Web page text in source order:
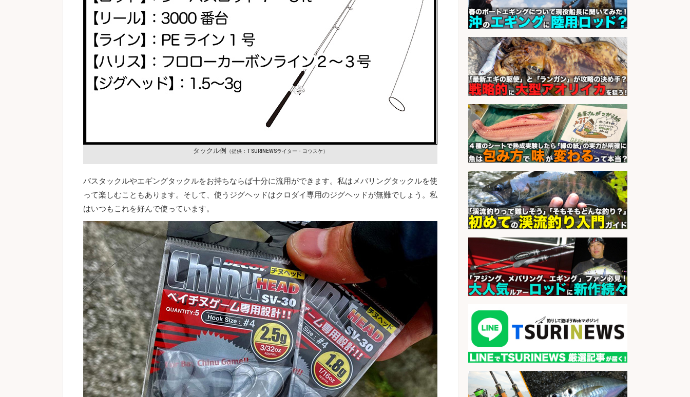
タックル例 （提供：TSURINEWSライター・ヨウスケ）
バスタックルやエギングタックルをお持ちならば十分に流用ができます。私はメバリングタックルを使
って楽しむこともあります。そして、使うジグヘッドはクロダイ専用のジグヘッドが無難でしょう。私
はいつもこれを好んで使っています。